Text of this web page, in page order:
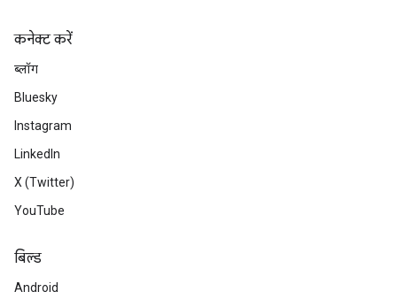
कनेक्ट करें
ब्लॉग
Bluesky
Instagram
LinkedIn
X (Twitter)
YouTube
बिल्ड
Android